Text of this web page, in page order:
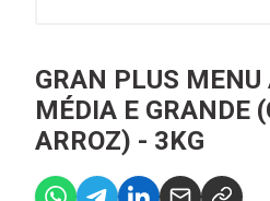
GRAN PLUS MENU
MÉDIA E GRANDE
ARROZ) - 3KG